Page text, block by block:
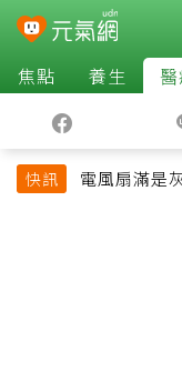
焦點 養生
快訊
電風扇滿是